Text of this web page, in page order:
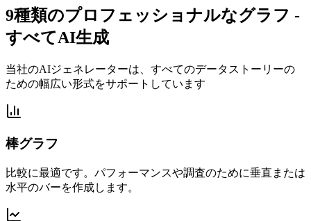
9種類のプロフェッショナルなグラフ -
すべてAI生成
当社のAIジェネレーターは、すべてのデータストーリーの
ための幅広い形式をサポートしています
棒グラフ
比較に最適です。パフォーマンスや調査のために垂直または
水平のバーを作成します。